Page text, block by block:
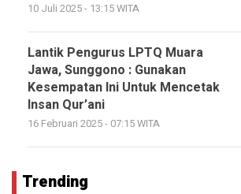
10 Juli 2025 - 13:15 WITA
Lantik Pengurus LPTQ Muara
Jawa, Sunggono : Gunakan
Kesempatan Ini Untuk Mencetak
Insan Qur’ani
16 Februari 2025 - 07:15 WITA
Trending